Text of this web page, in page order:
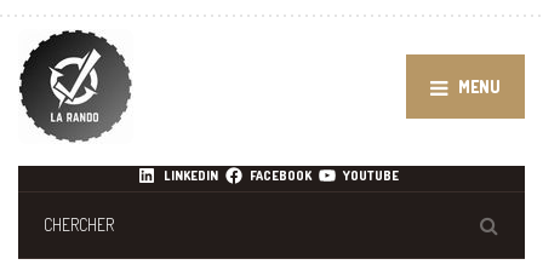
MENU
LINKEDIN FACEBOOK YOUTUBE